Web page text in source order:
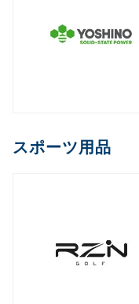
スポーツ用品